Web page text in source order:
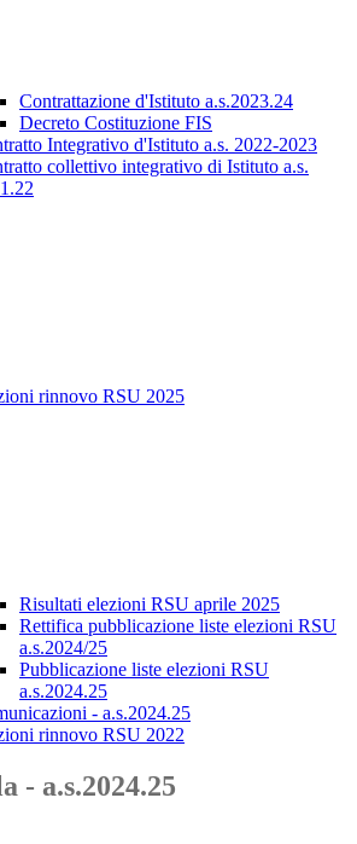
Contrattazione d'Istituto a.s.2023.24
Decreto Costituzione FIS
Integrativo d'Istituto a.s. 2022-2023
collettivo integrativo di Istituto a.s.
rinnovo RSU 2025
Risultati elezioni RSU aprile 2025
Rettifica pubblicazione liste elezioni RSU
a.s.2024/25
Pubblicazione liste elezioni RSU
a.s.2024.25
- a.s.2024.25
rinnovo RSU 2022
- a.s.2024.25